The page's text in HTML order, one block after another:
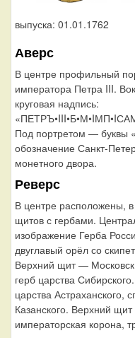
выпуска: 01.01.1762
Аверс
В центре профильный
императора Петра III.
круговая надпись:
Под портретом — буквы
обозначение Санкт-
монетного двора.
Реверс
В центре расположены, в
щитов с гербами.
изображение Герба
двуглавый орёл со
Верхний щит —
герб царства
царства Астраханского,
Казанского. Верхний щит
императорская корона,